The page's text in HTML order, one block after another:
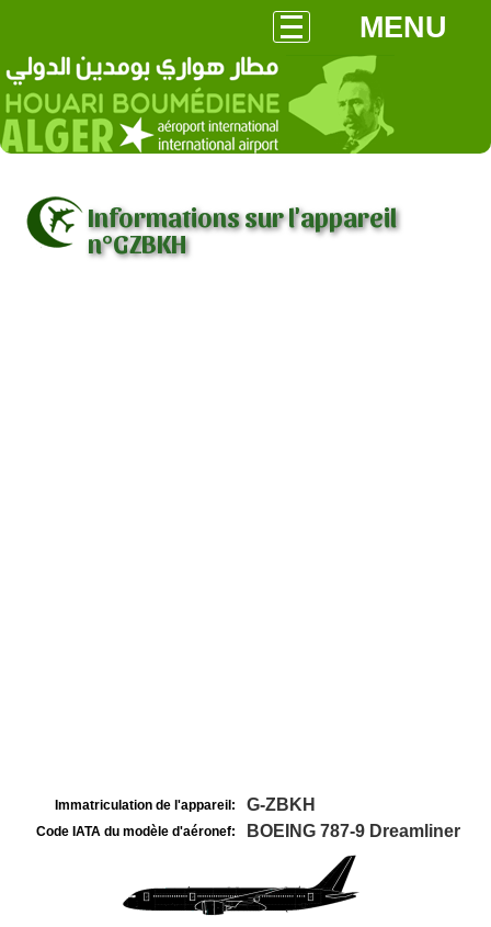
MENU
Informations sur l'appareil
n°GZBKH
Immatriculation de l'appareil: G-ZBKH
Code IATA du modèle d'aéronef: BOEING 787-9 Dreamliner